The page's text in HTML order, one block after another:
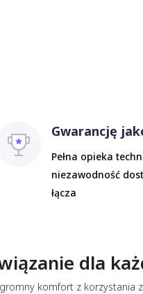
Gwarancję
Pełna opieka
niezawodność
łącza
dla
komfort z korzystania